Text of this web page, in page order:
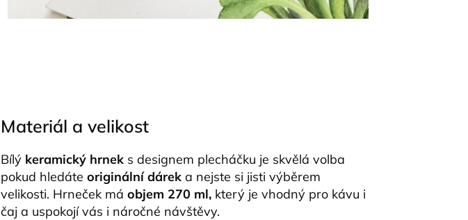
Materiál a velikost
Bílý keramický hrnek s designem plecháčku je skvělá volba
pokud hledáte originální dárek a nejste si jisti výběrem
velikosti. Hrneček má objem 270 ml, který je vhodný pro kávu i
čaj a uspokojí vás i náročné návštěvy.